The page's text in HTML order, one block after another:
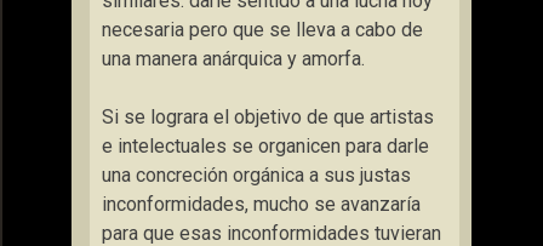
necesaria pero que se lleva a cabo de
una manera anárquica y amorfa.
Si se lograra el objetivo de que artistas
e intelectuales se organicen para darle
una concreción orgánica a sus justas
inconformidades, mucho se avanzaría
para que esas inconformidades tuvieran